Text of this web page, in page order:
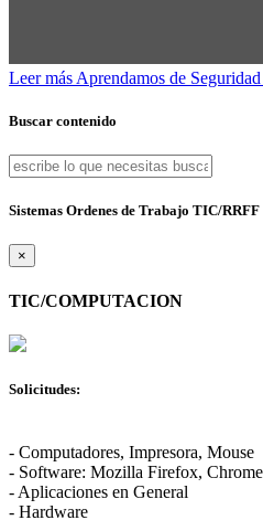
Leer más Aprendamos de
Buscar contenido
Sistemas Ordenes de Trabajo TIC/RRFF
×
TIC/COMPUTACION
Solicitudes:
- Computadores, Impresora, Mouse
- Software: Mozilla Firefox,
- Aplicaciones en General
- Hardware